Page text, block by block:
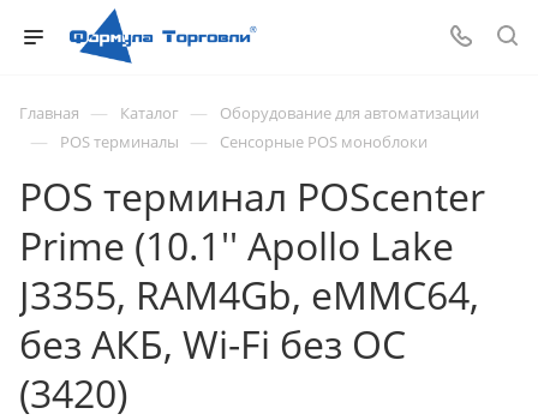
Главная — Каталог — Оборудование для автоматизации
— POS терминалы — Сенсорные POS моноблоки
POS терминал POScenter
Prime (10.1'' Apollo Lake
J3355, RAM4Gb, eMMC64,
без АКБ, Wi-Fi без ОС
(3420)